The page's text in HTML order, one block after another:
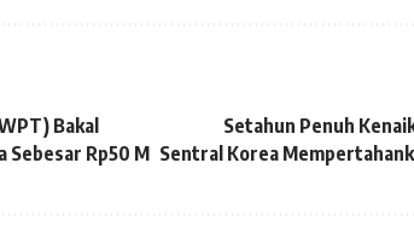
Bakal
Sebesar Rp50 M
Setahun Penuh
Sentral Korea